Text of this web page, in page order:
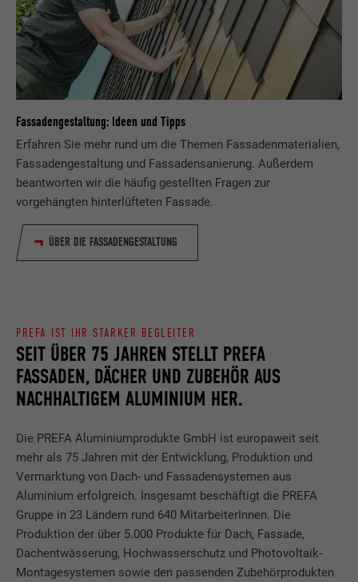
Fassadengestaltung: Ideen und Tipps
Erfahren Sie mehr rund um die Themen Fassadenmaterialien,
Fassadengestaltung und Fassadensanierung. Außerdem
beantworten wir die häufig gestellten Fragen zur
vorgehängten hinterlüfteten Fassade.
ÜBER DIE FASSADENGESTALTUNG
SEIT ÜBER 75 JAHREN STELLT PREFA
FASSADEN, DÄCHER UND ZUBEHÖR AUS
NACHHALTIGEM ALUMINIUM HER.
PREFA IST IHR STARKER BEGLEITER
Die PREFA Aluminiumprodukte GmbH ist europaweit seit
mehr als 75 Jahren mit der Entwicklung, Produktion und
Vermarktung von Dach- und Fassadensystemen aus
Aluminium erfolgreich. Insgesamt beschäftigt die PREFA
Gruppe in 23 Ländern rund 640 MitarbeiterInnen. Die
Produktion der über 5.000 Produkte für Dach, Fassade,
Dachentwässerung, Hochwasserschutz und Photovoltaik-
Montagesystemen sowie den passenden Zubehörprodukten